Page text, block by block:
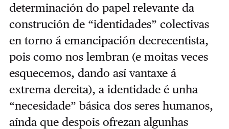
determinación do papel relevante da
construción de “identidades” colectivas
en torno á emancipación decrecentista,
pois como nos lembran (e moitas veces
esquecemos, dando así vantaxe á
extrema dereita), a identidade é unha
“necesidade” básica dos seres humanos,
aínda que despois ofrezan algunhas